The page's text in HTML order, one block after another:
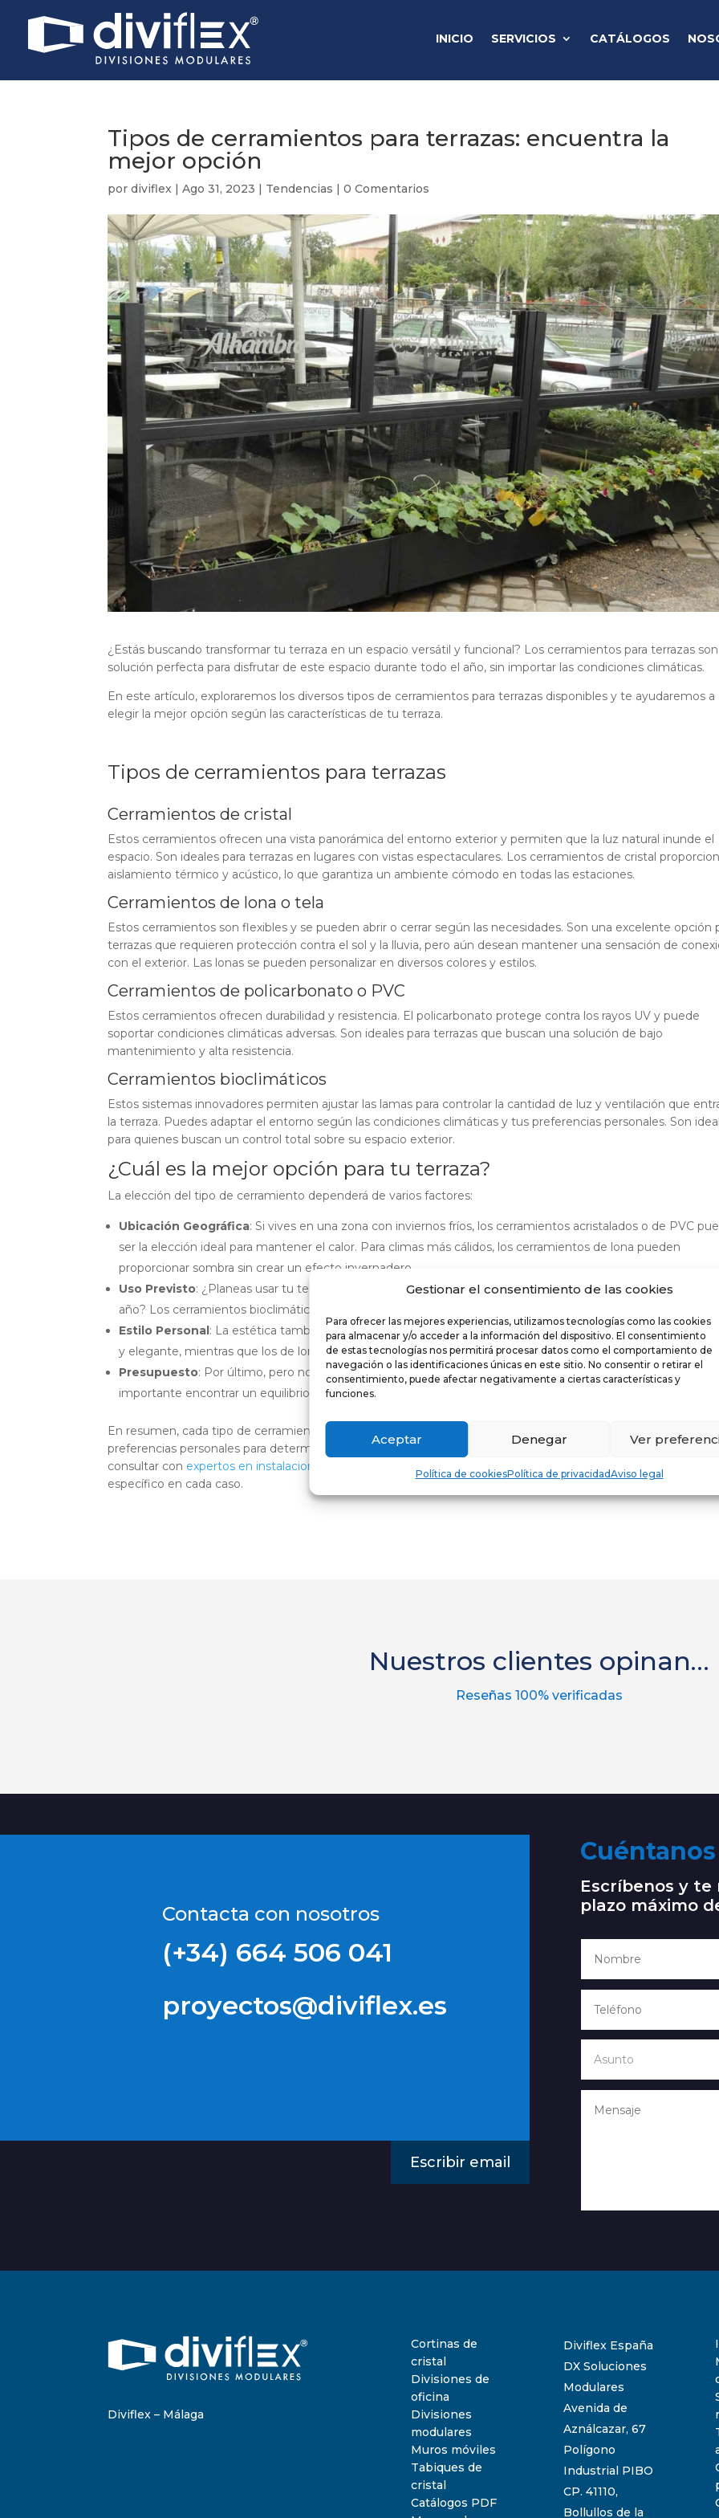
Gestionar el consentimiento de las cookies
Para ofrecer las mejores experiencias, utilizamos tecnologías como las cookies
para almacenar y/o acceder a la información del dispositivo. El consentimiento
de estas tecnologías nos permitirá procesar datos como el comportamiento de
navegación o las identificaciones únicas en este sitio. No consentir o retirar el
consentimiento, puede afectar negativamente a ciertas características y
funciones.
Aceptar Denegar Ver
Política de cookiesPolítica de privacidadAviso legal
INICIO SERVICIOS CATÁLOGOS
Tipos de cerramientos para terrazas: encuentra la
mejor opción
pordiviflex |Ago 31, 2023 | Tendencias |0 Comentarios
¿Estás buscando transformar tu terraza en un espacio versátil y funcional? Los cerramientos para terrazas son
solución perfecta para disfrutar de este espacio durante todo el año, sin importar las condiciones climáticas.
En este artículo, exploraremos los diversos tipos de cerramientos para terrazas disponibles y te ayudaremos a
elegir la mejor opción según las características de tu terraza.
Tipos de cerramientos para terrazas
Cerramientos de cristal
Estos cerramientos ofrecen una vista panorámica del entorno exterior y permiten que la luz natural inunde el
espacio. Son ideales para terrazas en lugares con vistas espectaculares. Los cerramientos de cristal
aislamiento térmico y acústico, lo que garantiza un ambiente cómodo en todas las estaciones.
Cerramientos de lona o tela
Estos cerramientos son flexibles y se pueden abrir o cerrar según las necesidades. Son una excelente opción
terrazas que requieren protección contra el sol y la lluvia, pero aún desean mantener una sensación de
con el exterior. Las lonas se pueden personalizar en diversos colores y estilos.
Cerramientos de policarbonato o PVC
Estos cerramientos ofrecen durabilidad y resistencia. El policarbonato protege contra los rayos UV y puede
soportar condiciones climáticas adversas. Son ideales para terrazas que buscan una solución de bajo
mantenimiento y alta resistencia.
Cerramientos bioclimáticos
Estos sistemas innovadores permiten ajustar las lamas para controlar la cantidad de luz y ventilación que
la terraza. Puedes adaptar el entorno según las condiciones climáticas y tus preferencias personales. Son
para quienes buscan un control total sobre su espacio exterior.
¿Cuál es la mejor opción para tu terraza?
La elección del tipo de cerramiento dependerá de varios factores:
Ubicación Geográfica: Si vives en una zona con inviernos fríos, los cerramientos acristalados o de PVC
ser la elección ideal para mantener el calor. Para climas más cálidos, los cerramientos de lona pueden
proporcionar sombra sin crear un efecto invernadero.
Uso Previsto: ¿Planeas usar tu terraza principalmente durante el verano o deseas disfrutarla durante todo el
año? Los cerramientos bioclimáticos pueden ser la solución perfecta para adaptarse a todas las estaciones.
Estilo Personal: La estética también es importante. Los cerramientos acristalados ofrecen un toque
y elegante, mientras que los de lona pueden agregar un ambiente más relajado y veraniego.
Presupuesto: Por último, pero no menos importante, el presupuesto jugará un papel crucial en tu elección.
importante encontrar un equilibrio entre tus necesidades y lo que puedes invertir en tu cerramiento.
En resumen, cada tipo de cerramiento para terrazas tiene sus propias ventajas. Evalúa tus necesidades y
preferencias personales para determinar cuál es la opción que se adapta mejor a tu terraza. Recuerda que
consultar con expertos en instalaciones de mamparas y cerramientos como Diviflex
, para obtener
específico en cada caso.
Nuestros clientes opinan…
Reseñas 100% verificadas
Contacta con nosotros
(+34) 664 506 041
proyectos@diviflex.es
Escribir email
Escríbenos y
plazo máximo
Diviflex – Málaga
Cortinas de
cristal
Divisiones de
oficina
Divisiones
modulares
Muros móviles
Tabiques de
cristal
Catálogos PDF
Diviflex España
DX Soluciones
Modulares
Avenida de
Aználcazar, 67
Polígono
Industrial PIBO
CP. 41110,
Bollullos de la